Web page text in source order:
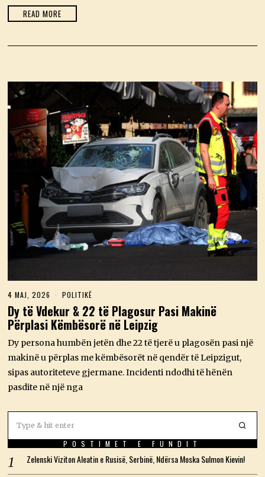
READ MORE
4 MAJ, 2026
M
A
J
,
2
2
6
POLITIKË
Dy të Vdekur & 22 të Plagosur Pasi Makinë
Përplasi Këmbësorë në Leipzig
Dy persona humbën jetën dhe 22 të tjerë u plagosën pasi një
makinë u përplas me këmbësorët në qendër të Leipzigut,
sipas autoriteteve gjermane. Incidenti ndodhi të hënën
pasdite në një nga
POSTIMET E FUNDIT
Zelenski Viziton Aleatin e Rusisë, Serbinë, Ndërsa Moska Sulmon Kievin!